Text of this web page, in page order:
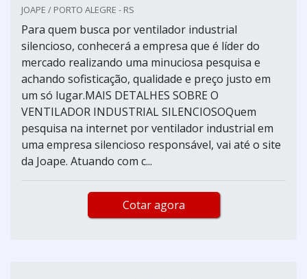
JOAPE / PORTO ALEGRE - RS
Para quem busca por ventilador industrial
silencioso, conhecerá a empresa que é líder do
mercado realizando uma minuciosa pesquisa e
achando sofisticação, qualidade e preço justo em
um só lugar.MAIS DETALHES SOBRE O
VENTILADOR INDUSTRIAL SILENCIOSOQuem
pesquisa na internet por ventilador industrial em
uma empresa silencioso responsável, vai até o site
da Joape. Atuando com c...
Cotar agora